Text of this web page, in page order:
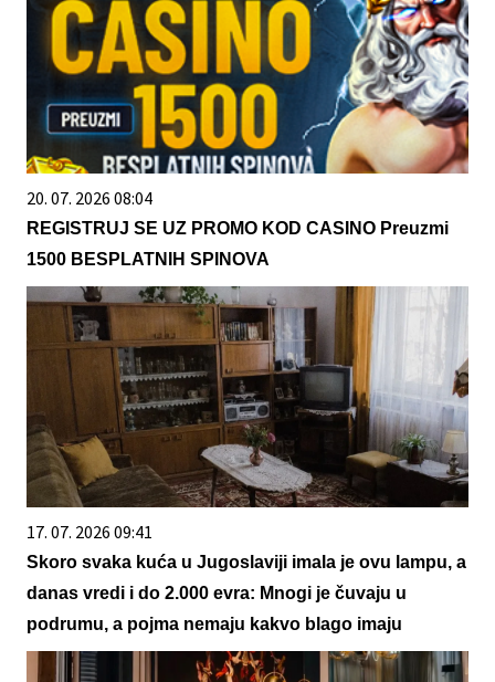
20. 07. 2026 08:04
REGISTRUJ SE UZ PROMO KOD CASINO Preuzmi
1500 BESPLATNIH SPINOVA
17. 07. 2026 09:41
Skoro svaka kuća u Jugoslaviji imala je ovu lampu, a
danas vredi i do 2.000 evra: Mnogi je čuvaju u
podrumu, a pojma nemaju kakvo blago imaju